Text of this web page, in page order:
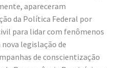
apareceram
da Política Federal por
para lidar com fenômenos
legislação de
de conscientização